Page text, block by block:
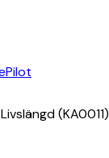
(KA0011)